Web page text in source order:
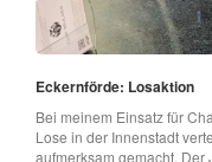
Eckernförde: Losaktion
Bei meinem Einsatz für
Lose in der Innenstadt
aufmerksam gemacht. Der